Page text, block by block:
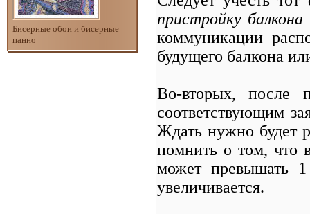
Бисерные обои и бисерные
панно
пристройку балкона
коммуникации
будущего балкона
Во-вторых, после
соответствующим
Ждать нужно будет
помнить о том, что в
может превышать
увеличивается.